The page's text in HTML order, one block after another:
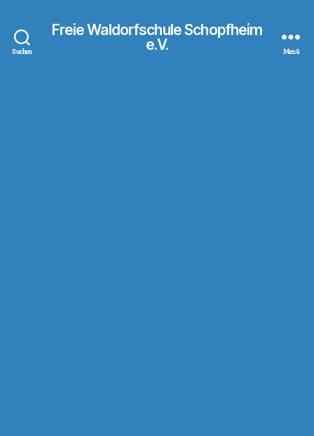
Suchen
Freie Waldorfschule Schopfheim
e.V.
Menü